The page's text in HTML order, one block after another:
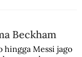
dikunjungi
Beckham
hingga Messi jago